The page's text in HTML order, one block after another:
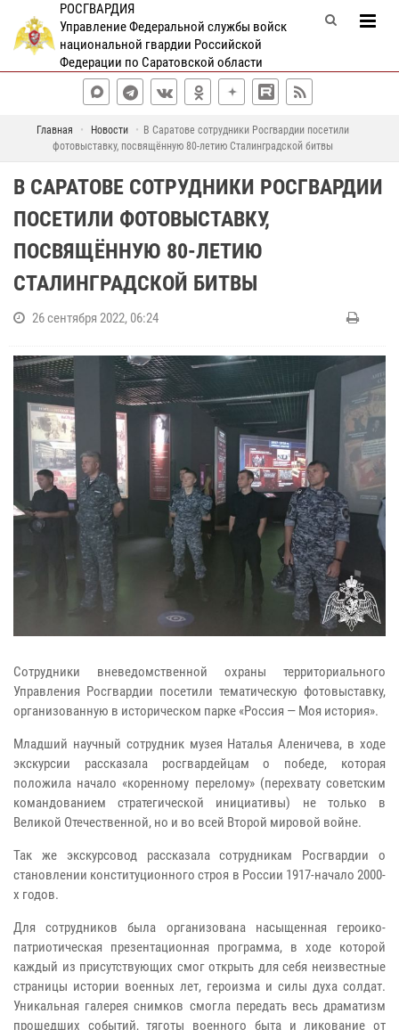
РОСГВАРДИЯ
Управление Федеральной службы войск
национальной гвардии Российской
Федерации по Саратовской области
Главная Новости
В Саратове сотрудники Росгвардии посетили
фотовыставку, посвящённую 80-летию Сталинградской битвы
В САРАТОВЕ СОТРУДНИКИ РОСГВАРДИИ
ПОСЕТИЛИ ФОТОВЫСТАВКУ,
ПОСВЯЩЁННУЮ 80-ЛЕТИЮ
СТАЛИНГРАДСКОЙ БИТВЫ
26 сентября 2022, 06:24
Сотрудники вневедомственной охраны территориального
Управления Росгвардии посетили тематическую фотовыставку,
организованную в историческом парке «Россия — Моя история».
Младший научный сотрудник музея Наталья Аленичева, в ходе
экскурсии рассказала росгвардейцам о победе, которая
положила начало «коренному перелому» (перехвату советским
командованием стратегической инициативы) не только в
Великой Отечественной, но и во всей Второй мировой войне.
Так же экскурсовод рассказала сотрудникам Росгвардии о
становлении конституционного строя в России 1917-начало 2000-
х годов.
Для сотрудников была организована насыщенная героико-
патриотическая презентационная программа, в ходе которой
каждый из присутствующих смог открыть для себя неизвестные
страницы истории военных лет, героизма и силы духа солдат.
Уникальная галерея снимков смогла передать весь драматизм
прошедших событий, тяготы военного быта и ликование от